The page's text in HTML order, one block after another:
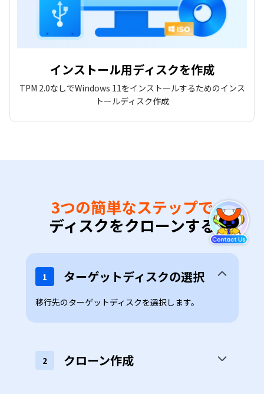
インストール用ディスクを作成
TPM 2.0なしでWindows 11をインストールするためのインス
トールディスク作成
3つの簡単なステップで
ディスクをクローンする
1 ターゲットディスクの選択
移行先のターゲットディスクを選択します。
2 クローン作成